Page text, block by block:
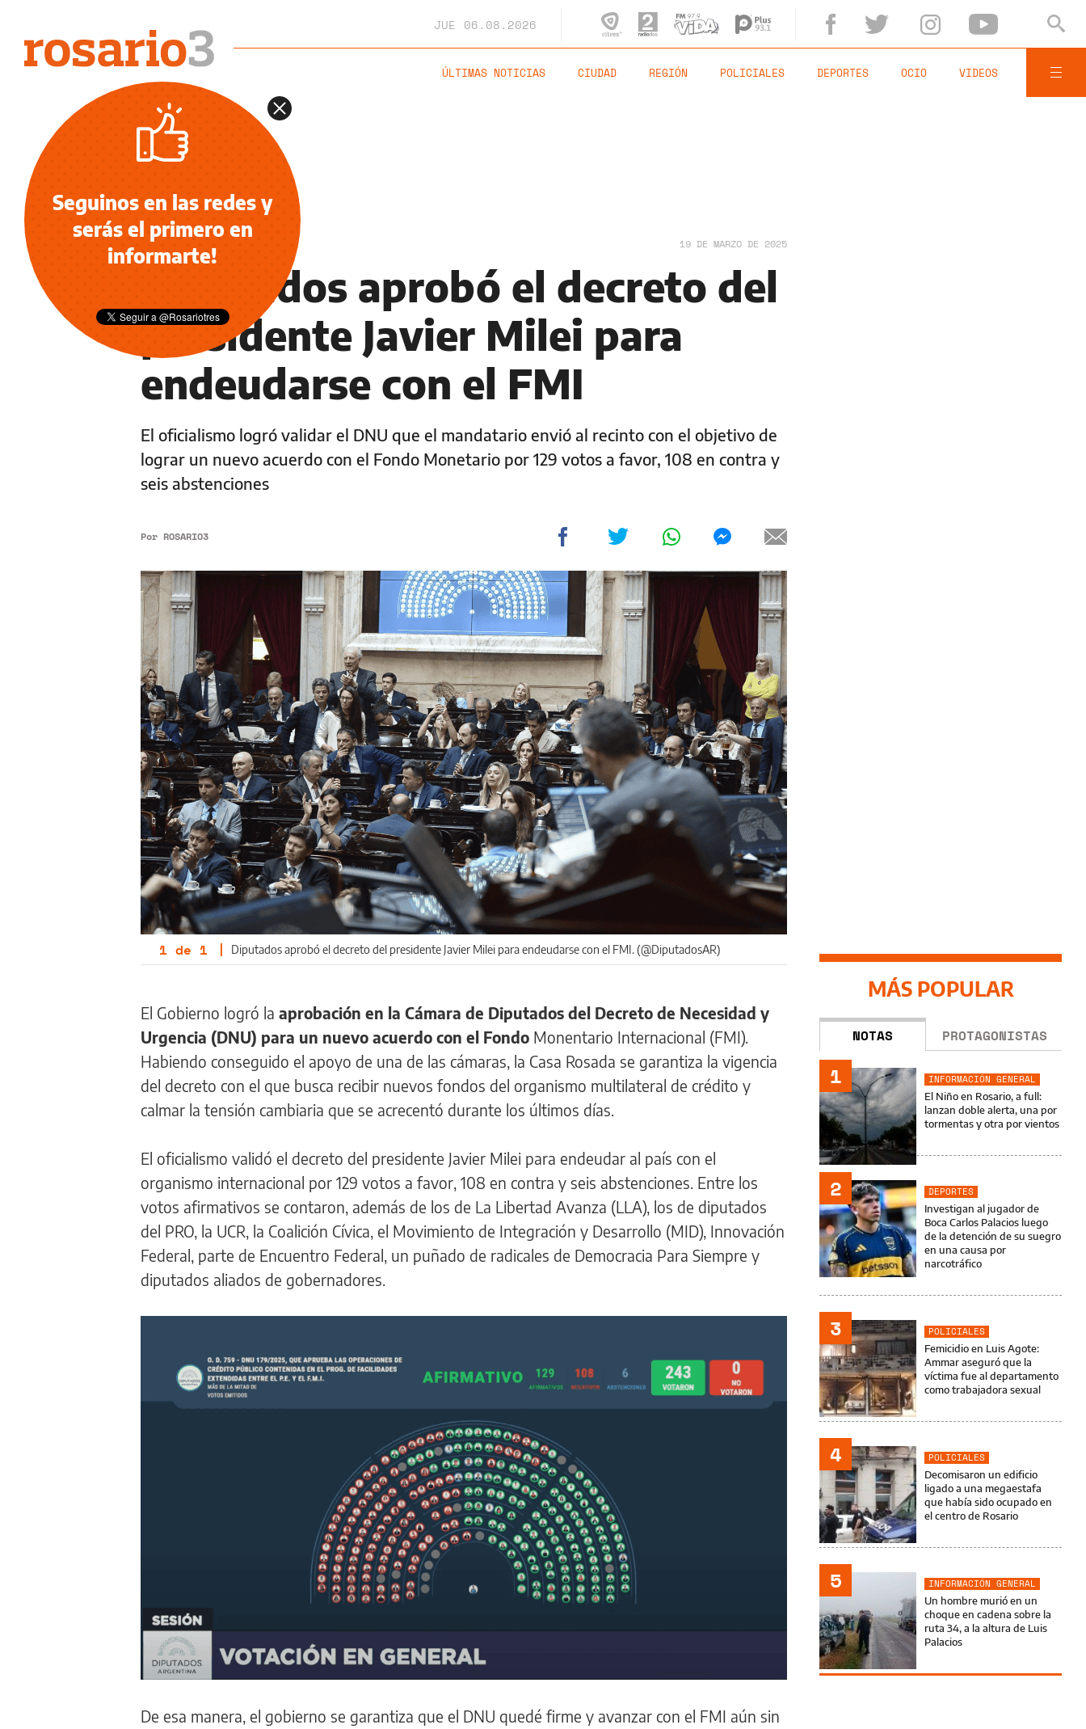
JUE 06.08.2026
ÚLTIMAS NOTICIAS CIUDAD REGIÓN POLICIALES DEPORTES OCIO VIDEOS
POLÍTICA 19 DE MARZO DE 2025
Diputados aprobó el decreto del
presidente Javier Milei para
endeudarse con el FMI
El oficialismo logró validar el DNU que el mandatario envió al recinto con el objetivo de
lograr un nuevo acuerdo con el Fondo Monetario por 129 votos a favor, 108 en contra y
seis abstenciones
Por ROSARIO3
1 de 1 | Diputados aprobó el decreto del presidente Javier Milei para endeudarse con el FMI. (@DiputadosAR)
El Gobierno logró la aprobación en la Cámara de Diputados del Decreto de Necesidad y
Urgencia (DNU) para un nuevo acuerdo con el Fondo Monentario Internacional (FMI).
Habiendo conseguido el apoyo de una de las cámaras, la Casa Rosada se garantiza la vigencia
del decreto con el que busca recibir nuevos fondos del organismo multilateral de crédito y
calmar la tensión cambiaria que se acrecentó durante los últimos días.
El oficialismo validó el decreto del presidente Javier Milei para endeudar al país con el
organismo internacional por 129 votos a favor, 108 en contra y seis abstenciones. Entre los
votos afirmativos se contaron, además de los de La Libertad Avanza (LLA), los de diputados
del PRO, la UCR, la Coalición Cívica, el Movimiento de Integración y Desarrollo (MID), Innovación
Federal, parte de Encuentro Federal, un puñado de radicales de Democracia Para Siempre y
diputados aliados de gobernadores.
De esa manera, el gobierno se garantiza que el DNU quedé firme y avanzar con el FMI aún sin
MÁS POPULAR
NOTAS PROTAGONISTAS
1
INFORMACIÓN GENERAL
El Niño en Rosario, a full:
lanzan doble alerta, una por
tormentas y otra por vientos
2
DEPORTES
Investigan al jugador de
Boca Carlos Palacios luego
de la detención de su suegro
en una causa por
narcotráfico
3
POLICIALES
Femicidio en Luis Agote:
Ammar aseguró que la
víctima fue al departamento
como trabajadora sexual
4
POLICIALES
Decomisaron un edificio
ligado a una megaestafa
que había sido ocupado en
el centro de Rosario
5
INFORMACIÓN GENERAL
Un hombre murió en un
choque en cadena sobre la
ruta 34, a la altura de Luis
Palacios
Seguinos en las redes y
serás el primero en
informarte!